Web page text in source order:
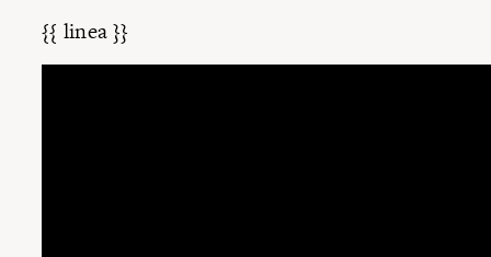
{{ linea }}